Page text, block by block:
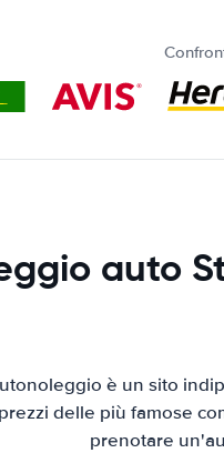
auto
è un sito
delle più famose
prenotare